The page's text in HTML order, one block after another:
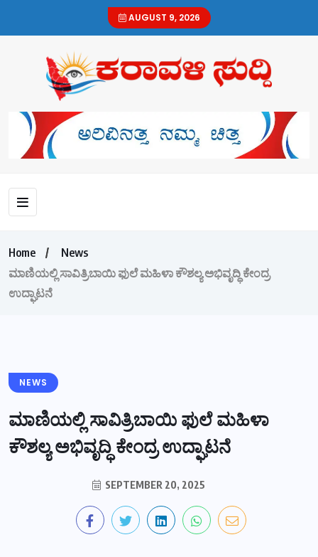
AUGUST 9, 2026
Home
News
ಮಾಣಿಯಲ್ಲಿ ಸಾವಿತ್ರಿಬಾಯಿ ಫುಲೆ ಮಹಿಳಾ ಕೌಶಲ್ಯ ಅಭಿವೃದ್ಧಿ ಕೇಂದ್ರ
ಉದ್ಘಾಟನೆ
NEWS
ಮಾಣಿಯಲ್ಲಿ ಸಾವಿತ್ರಿಬಾಯಿ ಫುಲೆ ಮಹಿಳಾ
ಕೌಶಲ್ಯ ಅಭಿವೃದ್ಧಿ ಕೇಂದ್ರ ಉದ್ಘಾಟನೆ
SEPTEMBER 20, 2025